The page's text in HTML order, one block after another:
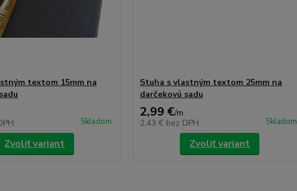
textom 15mm na
Skladom
Zvoliť variant
Stuha s vlastným textom 25mm na
darčekovú sadu
2,99 €/m
2,43 € bez DPH Skladom
Zvoliť variant